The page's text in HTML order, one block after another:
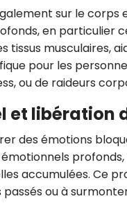
sur le
en particulier
musculaires,
pour les
ou de raideurs
et libération
des émotions
accumulées. Ce
ou à